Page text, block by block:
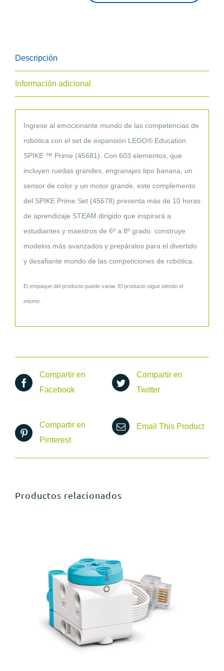
de
Expansión
(con
Descripción
Información adicional
Ingrese al emocionante mundo de las competencias de
robótica con el set de expansión LEGO® Education
SPIKE ™ Prime (45681). Con 603 elementos, que
incluyen ruedas grandes, engranajes tipo banana, un
sensor de color y un motor grande, este complemento
del SPIKE Prime Set (45678) presenta más de 10 horas
de aprendizaje STEAM dirigido que inspirará a
estudiantes y maestros de 6º a 8º grado. construye
modelos más avanzados y prepáralos para el divertido
y desafiante mundo de las competiciones de robótica.
El empaque del producto puede variar. El producto sigue siendo el
mismo.
Compartir en
Facebook
Compartir en
Twitter
Compartir en
Pinterest
Email This Product
Productos relacionados